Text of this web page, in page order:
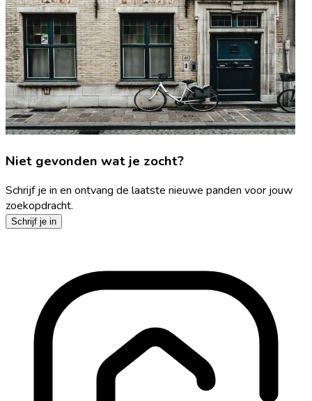
Niet gevonden wat je zocht?
Schrijf je in en ontvang de laatste nieuwe panden voor jouw
zoekopdracht.
Schrijf je in